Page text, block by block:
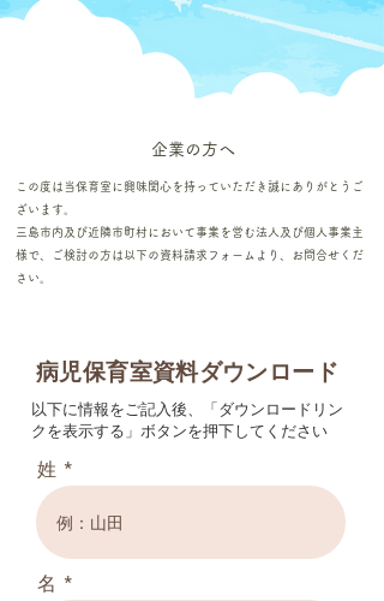
​企業の方へ
この度は当保育室に興味関心を持っていただき誠にありがとうご
ざいます。
三島市内及び近隣市町村において事業を営む法人及び個人事業主
様で、ご検討の方は​以下の資料請求フォームより、お問合せくだ
さい。
病児保育室資料ダウンロード
以下に情報をご記入後、「ダウンロードリン
クを表示する」ボタンを押下してください
姓
名